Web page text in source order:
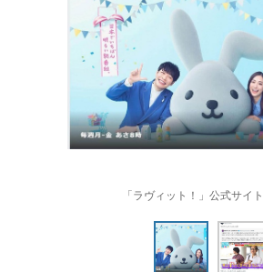
「ラヴィット！」公式サイ